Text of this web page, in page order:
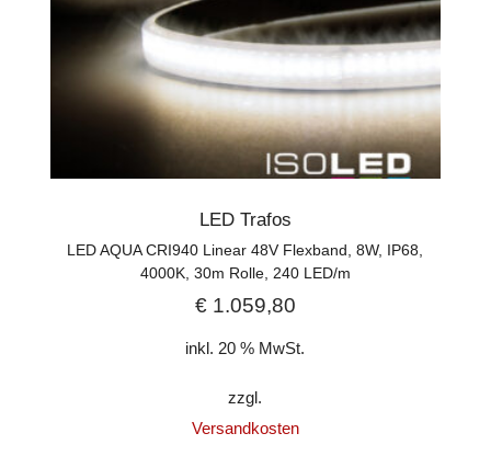
LED Trafos
LED AQUA CRI940 Linear 48V Flexband, 8W, IP68,
4000K, 30m Rolle, 240 LED/m
€1.059,80
inkl. 20 % MwSt.
zzgl.
Versandkosten